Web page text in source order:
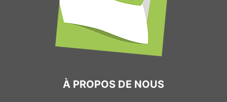
À PROPOS DE NOUS